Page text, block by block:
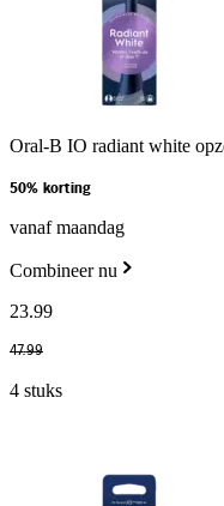
Oral-B IO radiant white
50% korting
vanaf maandag
Combineer nu
23.99
47.99
4 stuks